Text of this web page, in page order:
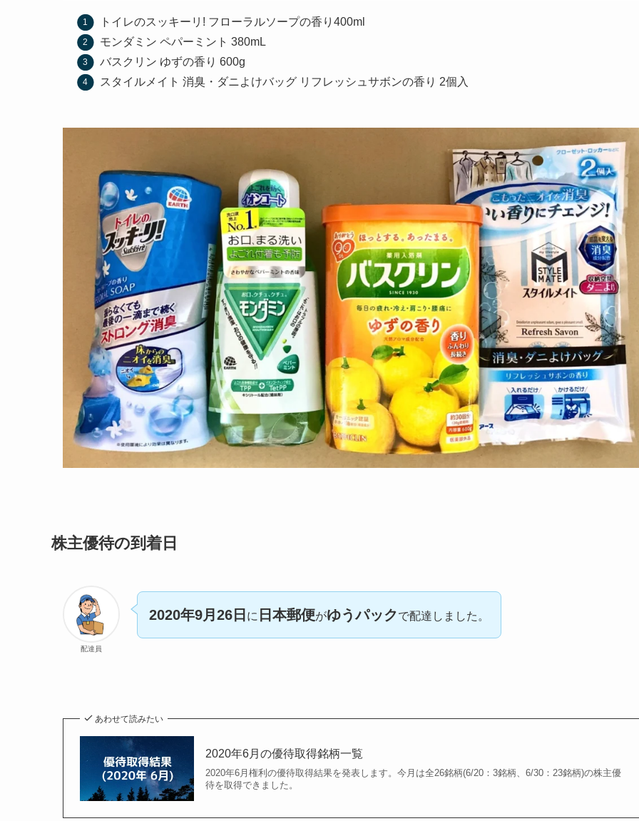
トイレのスッキーリ! フローラルソープの香り400ml
モンダミン ペパーミント 380mL
バスクリン ゆずの香り 600g
スタイルメイト 消臭・ダニよけバッグ リフレッシュサボンの香り 2個入
株主優待の到着日
配達員
2020年9月26日 に 日本郵便がゆうパックで配達しました。
あわせて読みたい
2020年6月の優待取得銘柄一覧
2020年6月権利の優待取得結果を発表します。今月は全26銘柄(6/20：3銘柄、6/30：23銘柄)の株主優
待を取得できました。